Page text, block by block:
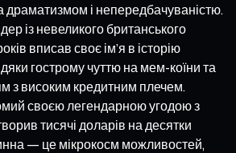
драматизмом і непередбачуваністю.
із невеликого британського
вписав своє ім’я в історію
гострому чуттю на мем-коїни та
з високим кредитним плечем.
своєю легендарною угодою з
тисячі доларів на десятки
— це мікрокосм можливостей,